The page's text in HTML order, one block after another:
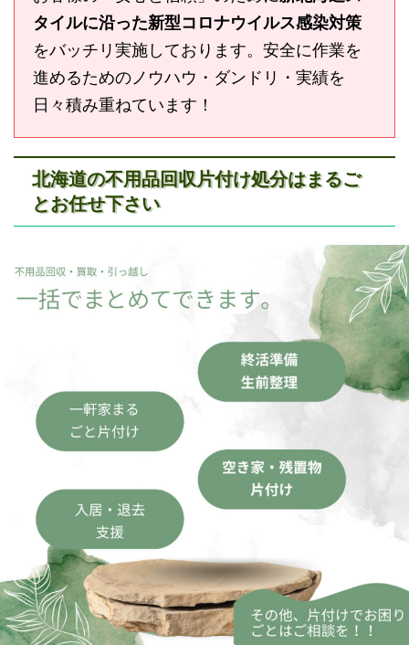
タイルに沿った新型コロナウイルス感染対策
をバッチリ実施しております。安全に作業を
進めるためのノウハウ・ダンドリ・実績を
日々積み重ねています！
北海道の不用品回収片付け処分はまるご
とお任せ下さい